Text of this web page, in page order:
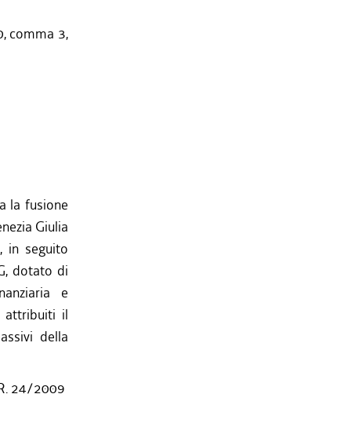
comma 3,
la fusione
Giulia
in seguito
dotato di
e
attribuiti il
della
24/2009